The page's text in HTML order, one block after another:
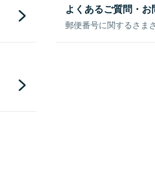
よくあるご質問・
郵便番号に関するさま